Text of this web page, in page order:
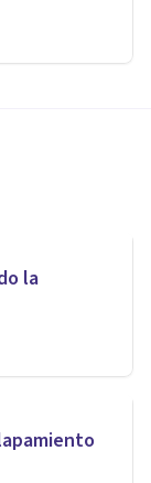
la